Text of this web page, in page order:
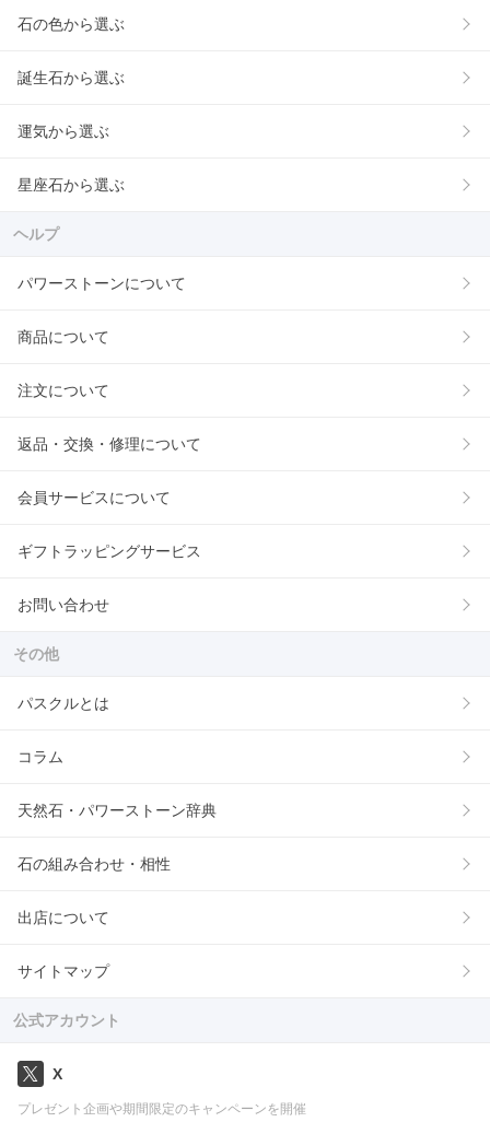
石の色から選ぶ
誕生石から選ぶ
運気から選ぶ
星座石から選ぶ
ヘルプ
パワーストーンについて
商品について
注文について
返品・交換・修理について
会員サービスについて
ギフトラッピングサービス
お問い合わせ
その他
パスクルとは
コラム
天然石・パワーストーン辞典
石の組み合わせ・相性
出店について
サイトマップ
公式アカウント
X
プレゼント企画や期間限定のキャンペーンを開催